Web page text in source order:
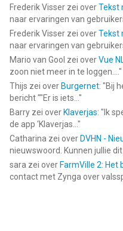
Frederik Visser zei overTekst
naar ervaringen van
Frederik Visser zei overTekst
naar ervaringen van
Mario van Gool zei overVue
zoon niet meer in te loggen.... "
Thijs zei over Burgernet: "Bij
bericht ""Er is iets... "
Barry zei over Klaverjas: " Ik
de app ‘Klaverjas... "
Catharina zei over DVHN -
nieuwswoord. Kunnen jullie dit
sara zei over FarmVille 2: Het
contact met Zynga over